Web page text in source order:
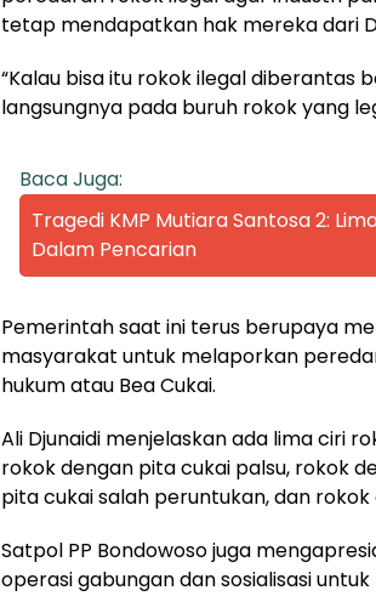
tetap mendapatkan hak mereka dari
“Kalau bisa itu rokok ilegal
langsungnya pada buruh rokok yang
Baca Juga:
Tragedi KMP Mutiara Santosa 2:
Dalam Pencarian
Pemerintah saat ini terus berupaya
masyarakat untuk melaporkan
hukum atau Bea Cukai.
Ali Djunaidi menjelaskan ada lima ciri
rokok dengan pita cukai palsu, rokok
pita cukai salah peruntukan, dan
Satpol PP Bondowoso juga
operasi gabungan dan sosialisasi